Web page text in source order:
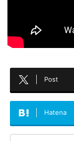
Post
Hatena